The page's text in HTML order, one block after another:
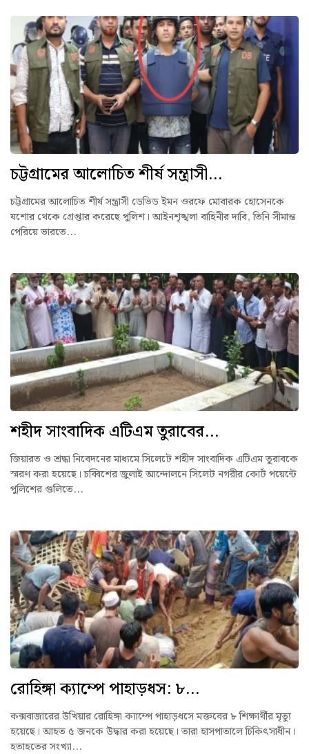
চট্টগ্রামের আলোচিত শীর্ষ সন্ত্রাসী...
চট্টগ্রামের আলোচিত শীর্ষ সন্ত্রাসী ডেভিড ইমন ওরফে মোবারক হোসেনকে
যশোর থেকে গ্রেপ্তার করেছে পুলিশ। আইনশৃঙ্খলা বাহিনীর দাবি, তিনি সীমান্ত
পেরিয়ে ভারতে...
শহীদ সাংবাদিক এটিএম তুরাবের...
জিয়ারত ও শ্রদ্ধা নিবেদনের মাধ্যমে সিলেটে শহীদ সাংবাদিক এটিএম তুরাবকে
স্মরণ করা হয়েছে। চব্বিশের জুলাই আন্দোলনে সিলেট নগরীর কোর্ট পয়েন্টে
পুলিশের গুলিতে...
রোহিঙ্গা ক্যাম্পে পাহাড়ধস: ৮...
কক্সবাজারের উখিয়ার রোহিঙ্গা ক্যাম্পে পাহাড়ধসে মক্তবের ৮ শিক্ষার্থীর মৃত্যু
হয়েছে। আহত ৫ জনকে উদ্ধার করা হয়েছে। তারা হাসপাতালে চিকিৎসাধীন।
হতাহতের সংখ্যা...